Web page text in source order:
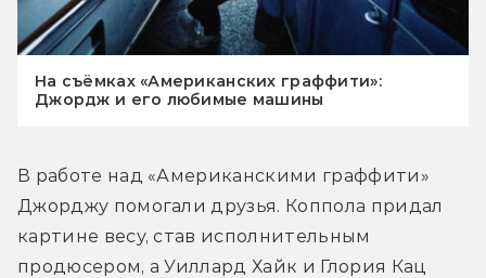
На съёмках «Американских граффити»:
Джордж и его любимые машины
В работе над «Американскими граффити»
Джорджу помогали друзья. Коппола придал
картине весу, став исполнительным
продюсером, а Уиллард Хайк и Глория Кац